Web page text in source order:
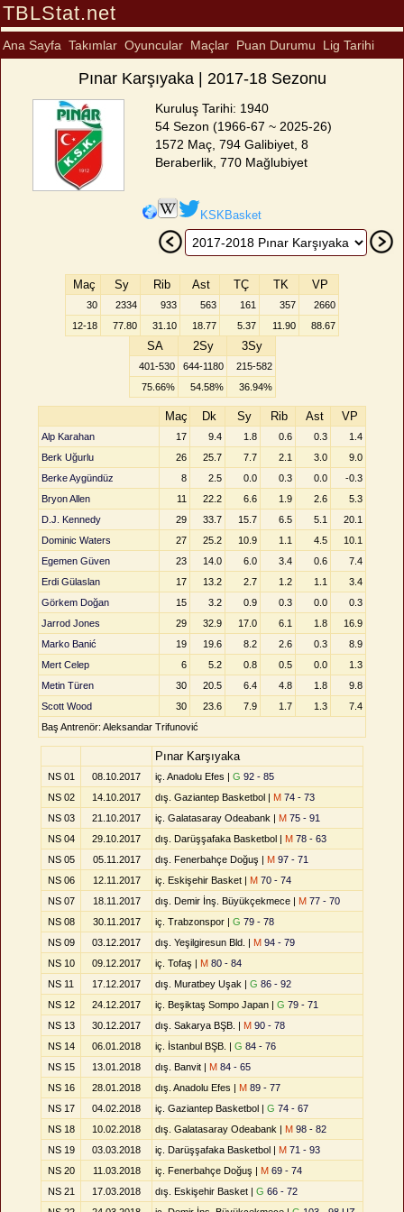
TBLStat.net
Ana Sayfa Takımlar Oyuncular Maçlar Puan Durumu Lig Tarihi
Pınar Karşıyaka | 2017-18 Sezonu
Kuruluş Tarihi: 1940
54 Sezon (1966-67 ~ 2025-26)
1572 Maç, 794 Galibiyet, 8
Beraberlik, 770 Mağlubiyet
KSKBasket
Maç Sy Rib Ast TÇ TK VP
30 2334 933 563 161 357
2660
12-18
77.80 31.10 18.77 5.37 11.90 88.67
SA 2Sy 3Sy
401-530 644-1180
215-582
75.66%
54.58% 36.94%
Maç Dk Sy Rib Ast VP
Alp Karahan 17 9.4 1.8 0.6 0.3
1.4
Berk Uğurlu
26 25.7 7.7 2.1 3.0
9.0
Berke Aygündüz
8 2.5 0.0 0.3 0.0
-0.3
Bryon Allen
11 22.2 6.6 1.9 2.6
5.3
D.J. Kennedy
29 33.7 15.7 6.5 5.1
20.1
Dominic Waters
27 25.2 10.9 1.1 4.5
10.1
Egemen Güven
23 14.0 6.0 3.4 0.6
7.4
Erdi Gülaslan
17 13.2 2.7 1.2 1.1
3.4
Görkem Doğan
15 3.2 0.9 0.3 0.0
0.3
Jarrod Jones
29 32.9 17.0 6.1 1.8
16.9
Marko Banić
19 19.6 8.2 2.6 0.3
8.9
Mert Celep
6 5.2 0.8 0.5 0.0
1.3
Metin Türen
30 20.5 6.4 4.8 1.8
9.8
Scott Wood
30 23.6 7.9 1.7 1.3
7.4
Baş Antrenör: Aleksandar Trifunović
Pınar Karşıyaka
NS 01 08.10.2017 iç. Anadolu Efes | G 92 - 85
NS 02
14.10.2017 dış. Gaziantep Basketbol | M 74 - 73
NS 03
21.10.2017 iç. Galatasaray Odeabank | M 75 - 91
NS 04
29.10.2017 dış. Darüşşafaka Basketbol | M 78 - 63
NS 05
05.11.2017 dış. Fenerbahçe Doğuş | M 97 - 71
NS 06
12.11.2017 iç. Eskişehir Basket | M 70 - 74
NS 07
18.11.2017 dış. Demir İnş. Büyükçekmece | M 77 - 70
NS 08
30.11.2017 iç. Trabzonspor | G 79 - 78
NS 09
03.12.2017 dış. Yeşilgiresun Bld. | M 94 - 79
NS 10
09.12.2017 iç. Tofaş | M 80 - 84
NS 11
17.12.2017 dış. Muratbey Uşak | G 86 - 92
NS 12
24.12.2017 iç. Beşiktaş Sompo Japan | G 79 - 71
NS 13
30.12.2017 dış. Sakarya BŞB. | M 90 - 78
NS 14
06.01.2018 iç. İstanbul BŞB. | G 84 - 76
NS 15
13.01.2018 dış. Banvit | M 84 - 65
NS 16
28.01.2018 dış. Anadolu Efes | M 89 - 77
NS 17
04.02.2018 iç. Gaziantep Basketbol | G 74 - 67
NS 18
10.02.2018 dış. Galatasaray Odeabank | M 98 - 82
NS 19
03.03.2018 iç. Darüşşafaka Basketbol | M 71 - 93
NS 20
11.03.2018 iç. Fenerbahçe Doğuş | M 69 - 74
NS 21
17.03.2018 dış. Eskişehir Basket | G 66 - 72